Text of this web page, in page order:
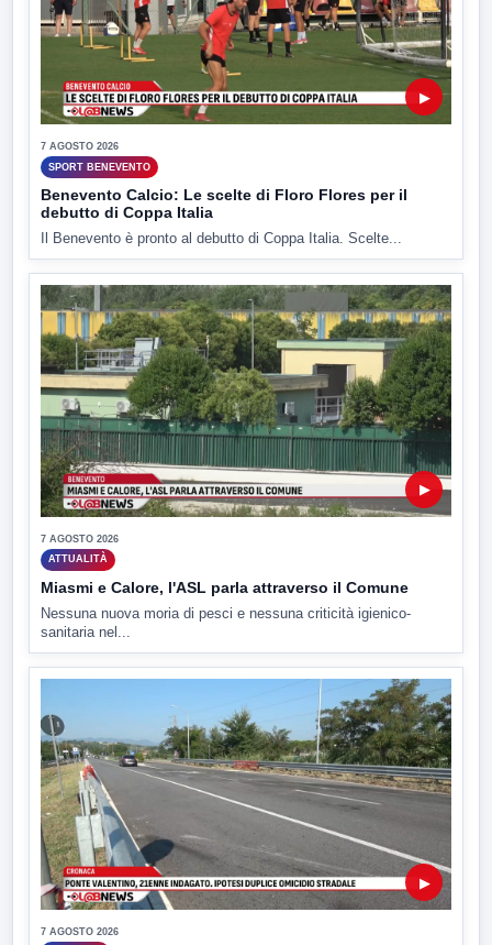
▶
7 AGOSTO 2026
SPORT BENEVENTO
Benevento Calcio: Le scelte di Floro Flores per il
debutto di Coppa Italia
Il Benevento è pronto al debutto di Coppa Italia. Scelte...
▶
7 AGOSTO 2026
ATTUALITÀ
Miasmi e Calore, l'ASL parla attraverso il Comune
Nessuna nuova moria di pesci e nessuna criticità igienico-
sanitaria nel...
▶
7 AGOSTO 2026